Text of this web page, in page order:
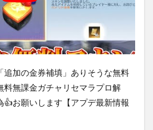
追加の金券補填」ありそうな無料
料無課金ガチャリセマラプロ解
👍お願いします【アプデ最新情報